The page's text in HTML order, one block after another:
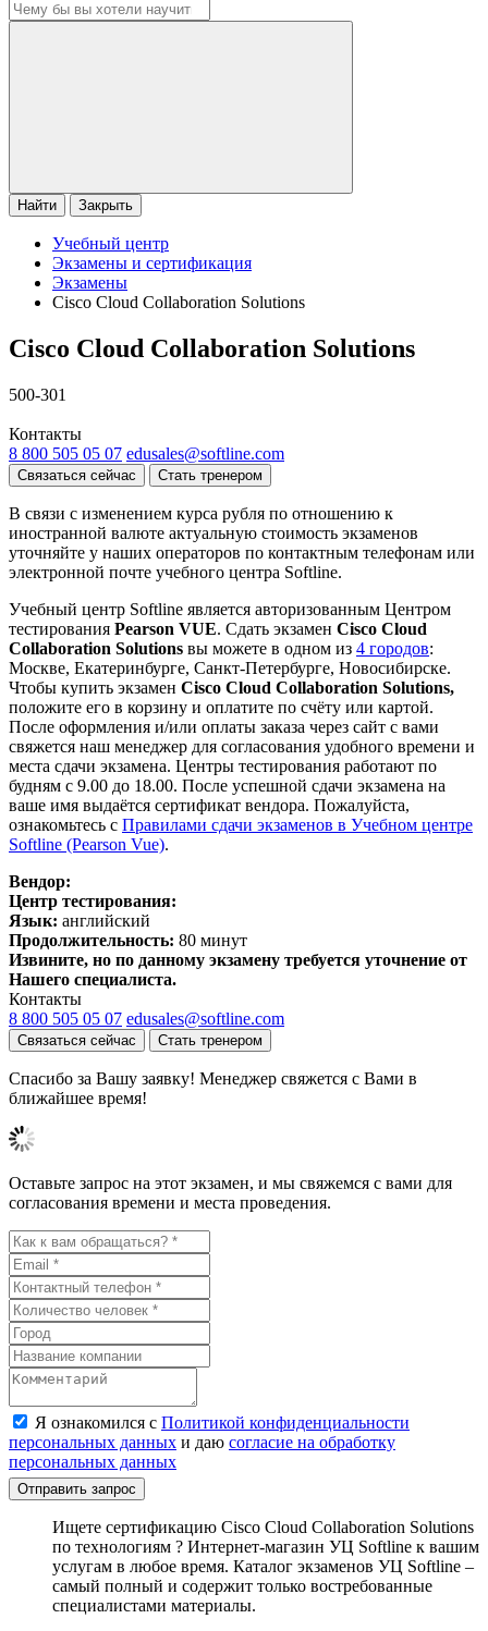
Найти Закрыть
Учебный центр
Экзамены и сертификация
Экзамены
Cisco Cloud Collaboration Solutions
Cisco Cloud Collaboration Solutions
500-301
Контакты
8 800 505 05 07 edusales@softline.com
Связаться сейчас Стать тренером
В связи с изменением курса рубля по отношению к
иностранной валюте актуальную стоимость экзаменов
уточняйте у наших операторов по контактным телефонам или
электронной почте учебного центра Softline.
Учебный центр Softline является авторизованным Центром
тестирования Pearson VUE. Сдать экзамен Cisco Cloud
Collaboration Solutions вы можете в одном из 4 городов:
Москве, Екатеринбурге, Санкт-Петербурге, Новосибирске.
Чтобы купить экзамен Cisco Cloud Collaboration Solutions,
положите его в корзину и оплатите по счёту или картой.
После оформления и/или оплаты заказа через сайт с вами
свяжется наш менеджер для согласования удобного времени и
места сдачи экзамена. Центры тестирования работают по
будням с 9.00 до 18.00. После успешной сдачи экзамена на
ваше имя выдаётся сертификат вендора. Пожалуйста,
ознакомьтесь с Правилами сдачи экзаменов в Учебном центре
Softline (Pearson Vue).
Вендор:
Центр тестирования:
Язык: английский
Продолжительность: 80 минут
Извините, но по данному экзамену требуется уточнение от
Нашего специалиста.
Контакты
8 800 505 05 07 edusales@softline.com
Связаться сейчас Стать тренером
Спасибо за Вашу заявку! Менеджер свяжется с Вами в
ближайшее время!
Оставьте запрос на этот экзамен, и мы свяжемся с вами для
согласования времени и места проведения.
Я ознакомился с Политикой конфиденциальности
персональных данных и даю согласие на обработку
персональных данных
Отправить запрос
Ищете сертификацию Cisco Cloud Collaboration Solutions
по технологиям ? Интернет-магазин УЦ Softline к вашим
услугам в любое время. Каталог экзаменов УЦ Softline –
самый полный и содержит только востребованные
специалистами материалы.